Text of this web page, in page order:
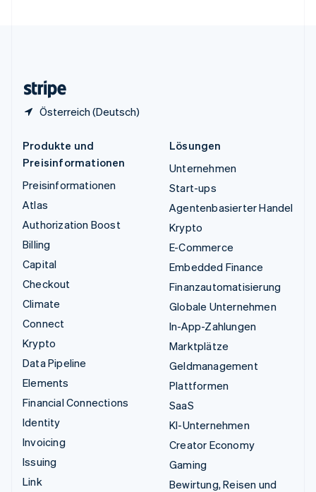
Österreich (Deutsch)
Produkte und
Preisinformationen
Preisinformationen
Atlas
Authorization Boost
Billing
Capital
Checkout
Climate
Connect
Krypto
Data Pipeline
Elements
Financial Connections
Identity
Invoicing
Issuing
Link
Lösungen
Unternehmen
Start-ups
Agentenbasierter Handel
Krypto
E-Commerce
Embedded Finance
Finanzautomatisierung
Globale Unternehmen
In-App-Zahlungen
Marktplätze
Geldmanagement
Plattformen
SaaS
KI-Unternehmen
Creator Economy
Gaming
Bewirtung, Reisen und